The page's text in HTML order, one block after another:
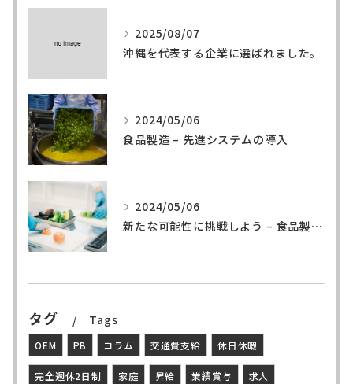
2025/08/07
沖縄を代表する企業に選ばれました。
2024/05/06
食品製造 – 先進システムの導入
2024/05/06
新たな可能性に挑戦しよう – 食品製造の世界へ
タグ Tags
OEM PB コラム 交通費支給 休日休暇
完全週休2日制 家庭 昇給 業績賞与 求人